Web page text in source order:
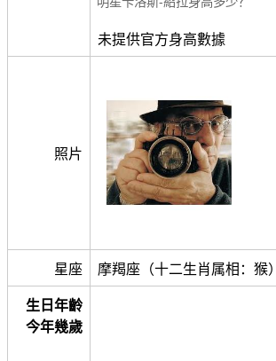
未提供官方身高數據
照片
星座 摩羯座（十二生肖属相：猴）
生日年齡
今年幾歲